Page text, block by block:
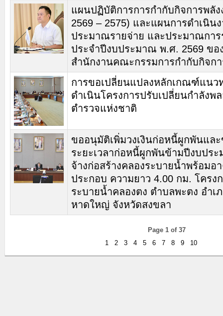
แผนปฏิบัติการการกำกับกิจการพลั
2569 – 2575) และแผนการดำเนิน
ประมาณรายจ่าย และประมาณการ
ประจำปีงบประมาณ พ.ศ. 2569 ขอ
สำนักงานคณะกรรมการกำกับกิจก
การขอเปลี่ยนแปลงหลักเกณฑ์แนว
ดำเนินโครงการปรับเปลี่ยนกำลังพ
ตำรวจแห่งชาติ
ขออนุมัติเพิ่มวงเงินก่อหนี้ผูกพันแล
ระยะเวลาก่อหนี้ผูกพันข้ามปีงบปร
จ้างก่อสร้างคลองระบายน้ำพร้อมอ
ประกอบ ความยาว 4.00 กม. โครง
ระบายน้ำคลองตง ตำบลพะตง อำเ
หาดใหญ่ จังหวัดสงขลา
Page 1 of 37
1
2 3 4 5 6 7 8 9 10